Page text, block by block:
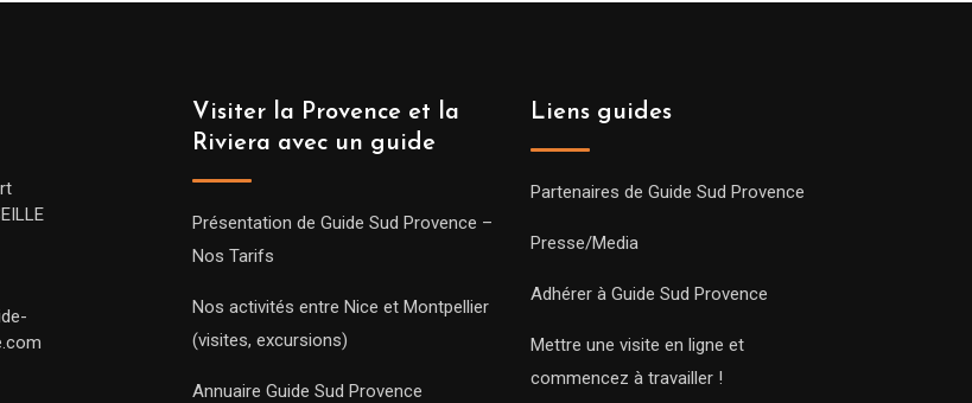
Visiter la Provence et la
Riviera avec un guide
Présentation de Guide Sud Provence –
Nos Tarifs
Nos activités entre Nice et Montpellier
(visites, excursions)
Annuaire Guide Sud Provence
Liens guides
Partenaires de Guide Sud Provence
Presse/Media
Adhérer à Guide Sud Provence
Mettre une visite en ligne et
commencez à travailler !